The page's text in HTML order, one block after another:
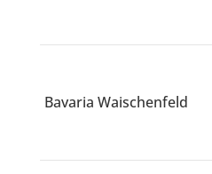
Bavaria Waischenfeld